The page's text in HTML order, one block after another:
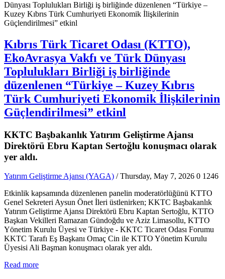
Kıbrıs Türk Ticaret Odası (KTTO),
EkoAvrasya Vakfı ve Türk Dünyası
Toplulukları Birliği iş birliğinde
düzenlenen “Türkiye – Kuzey Kıbrıs
Türk Cumhuriyeti Ekonomik İlişkilerinin
Güçlendirilmesi” etkinl
KKTC Başbakanlık Yatırım Geliştirme Ajansı
Direktörü Ebru Kaptan Sertoğlu konuşmacı olarak
yer aldı.
Yatırım Geliştirme Ajansı (YAGA) / Thursday, May 7, 2026 0 1246
Etkinlik kapsamında düzenlenen panelin moderatörlüğünü KTTO
Genel Sekreteri Aysun Önet İleri üstlenirken; KKTC Başbakanlık
Yatırım Geliştirme Ajansı Direktörü Ebru Kaptan Sertoğlu, KTTO
Başkan Vekilleri Ramazan Gündoğdu ve Aziz Limasollu, KTTO
Yönetim Kurulu Üyesi ve Türkiye - KKTC Ticaret Odası Forumu
KKTC Tarafı Eş Başkanı Omaç Cin ile KTTO Yönetim Kurulu
Üyesisi Ali Başman konuşmacı olarak yer aldı.
Read more